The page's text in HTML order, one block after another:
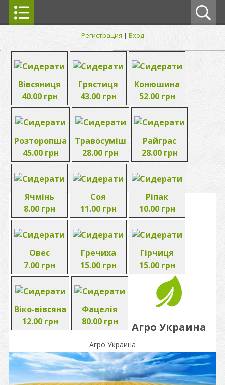
Регистрация | Вход
Вівсяниця
40.00 грн
Грястиця
43.00 грн
Конюшина
52.00 грн
Розторопша
45.00 грн
Травосуміш
28.00 грн
Райграс
28.00 грн
Ячмінь
8.00 грн
Соя
11.00 грн
Ріпак
10.00 грн
Овес
7.00 грн
Гречиха
15.00 грн
Гірчиця
15.00 грн
Віко-вівсяна
12.00 грн
Фацелія
80.00 грн
Агро Украина
Агро Украина